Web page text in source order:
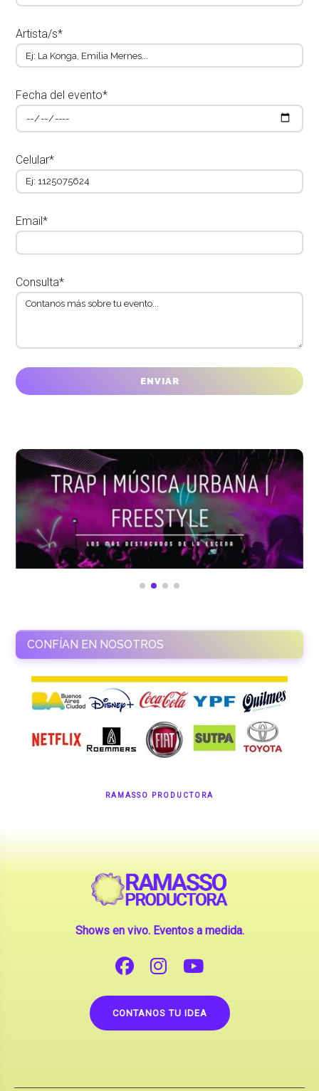
Artista/s*
Fecha del evento*
Celular*
Email*
Consulta*
CONFÍAN EN NOSOTROS
RAMASSO PRODUCTORA
Shows en vivo. Eventos a medida.
CONTANOS TU IDEA